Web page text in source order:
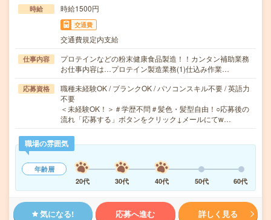
時給 時給1500円
交通費
交通費規定内支給
仕事内容
プロテインなどの粉末健康食品製造！！カンタン補助業務
お仕事内容は…プロテイン製造業務(1)仕込み作業…
応募資格
職種未経験OK / ブランクOK / パソコンスキル不要 / 英語力
不要
＜未経験OK！＞＃学歴不問＃髪色・髪型自由！○応募後の
流れ「応募する」ボタンをクリック↓メールにてw…
職場の雰囲気
年齢層
20代
30代 40代 50代 60代
気になる! 応募へ進む 詳しく見る